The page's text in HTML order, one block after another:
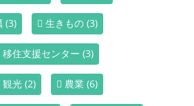
(3) 生きもの (3)
移住支援センター (3)
観光 (2) 農業 (6)